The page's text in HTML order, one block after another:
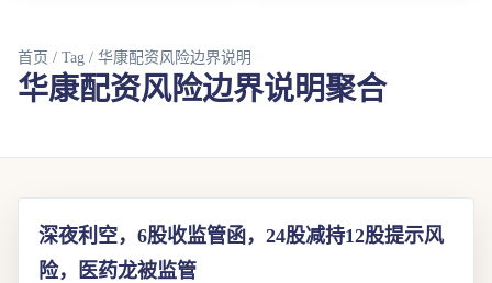
首页 / Tag / 华康配资风险边界说明
华康配资风险边界说明聚合
深夜利空，6股收监管函，24股减持12股提示风
险，医药龙被监管